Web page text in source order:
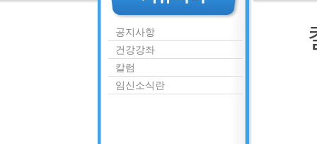
공지사항
건강강좌
칼럼
임신소식란